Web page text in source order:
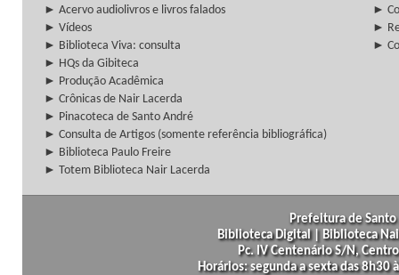
► Acervo audiolivros e livros falados
►
► Vídeos
►
► Biblioteca Viva: consulta
►
► HQs da Gibiteca
► Produção Acadêmica
► Crônicas de Nair Lacerda
► Pinacoteca de Santo André
► Consulta de Artigos (somente referência bibliográfica)
► Biblioteca Paulo Freire
► Totem Biblioteca Nair Lacerda
Prefeitura de
Biblioteca Digital | Biblioteca
Pc. IV Centenário S/N,
Horários: segunda a sexta das